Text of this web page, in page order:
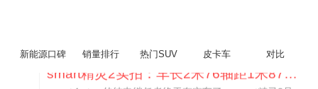
新能源口碑 销量排行 热门SUV 皮卡车 对比
美国花旗：奇瑞市值被严重低估！预计36港元/股